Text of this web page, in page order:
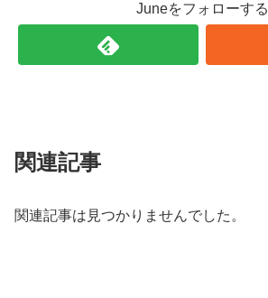
Juneをフォローする
関連記事
関連記事は見つかりませんでした。